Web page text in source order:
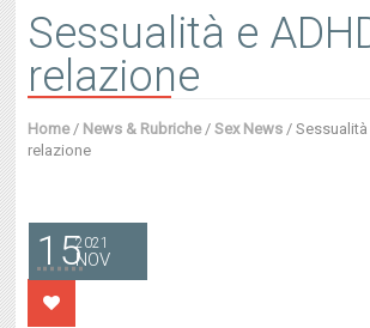
Sessualità e
relazione
Home / News & Rubriche /Sex News /
relazione
152021
NOV